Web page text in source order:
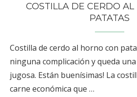
COSTILLA DE CERDO AL
PATATAS
Costilla de cerdo al horno con
ninguna complicación y queda
jugosa. Están buenísimas! La
carne económica que …